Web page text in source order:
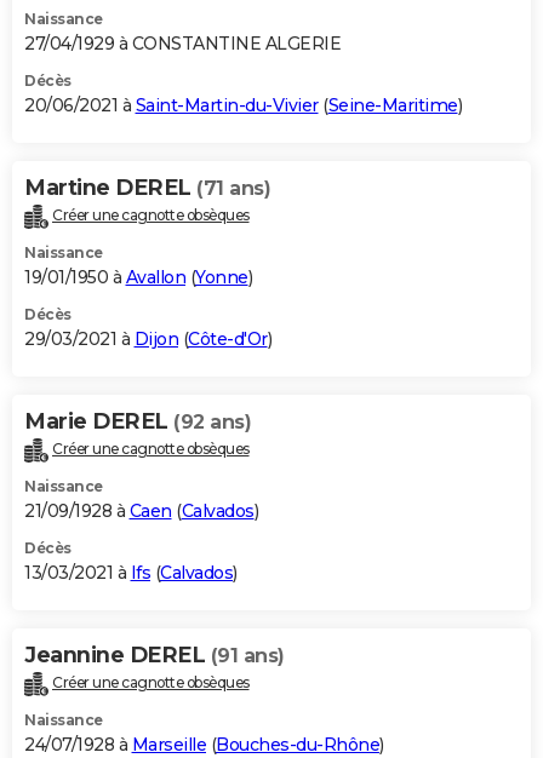
Naissance
27/04/1929 à CONSTANTINE ALGERIE
Décès
20/06/2021 à Saint-Martin-du-Vivier(Seine-Maritime)
Martine DEREL (71 ans)
Créer une cagnotte obsèques
Naissance
19/01/1950 à Avallon (Yonne)
Décès
29/03/2021 à Dijon (Côte-d'Or)
Marie DEREL (92 ans)
Créer une cagnotte obsèques
Naissance
21/09/1928 à Caen (Calvados)
Décès
13/03/2021 à Ifs (Calvados)
Jeannine DEREL (91 ans)
Créer une cagnotte obsèques
Naissance
24/07/1928 à Marseille (Bouches-du-Rhône)